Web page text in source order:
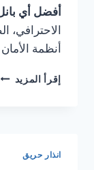
أفضل أي
الاحترافي،
أنظمة
إقرأ المزيد
انذار حريق